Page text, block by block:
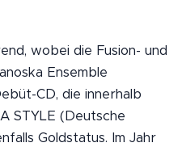
wobei die Fusion- und
Ensemble
CD, die innerhalb
STYLE (Deutsche
Goldstatus. Im Jahr